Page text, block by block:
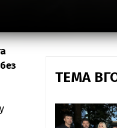
ТЕМА